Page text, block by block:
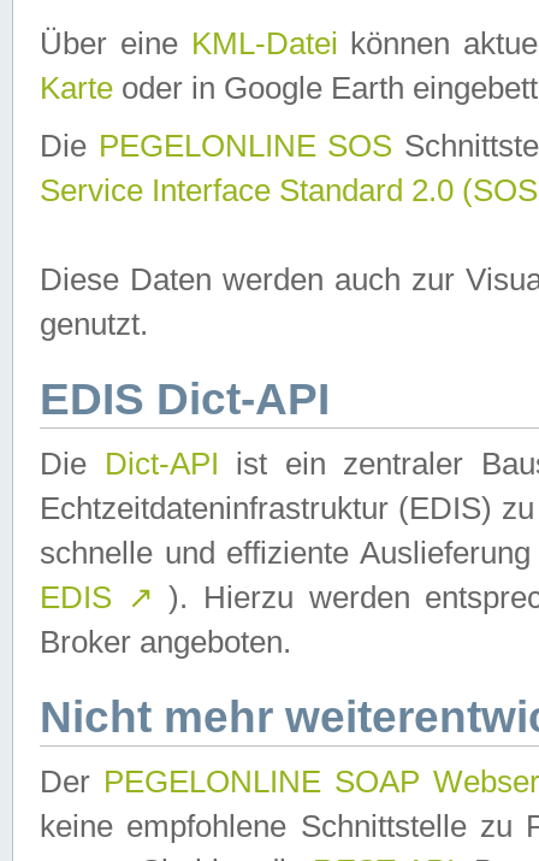
Über eine KML-Datei können
Karte oder in Google Earth
Die PEGELONLINE SOS
Service Interface Standard 2.0
Diese Daten werden auch zur
genutzt.
EDIS Dict-API
Die Dict-API ist ein zentraler
Echtzeitdateninfrastruktur (EDIS)
schnelle und effiziente
EDIS ↗ ). Hierzu werden
Broker angeboten.
Nicht mehr
Der PEGELONLINE SOAP
keine empfohlene Schnittstelle zu